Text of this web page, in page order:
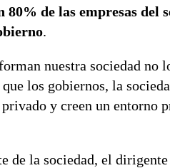
80% de las empresas del
.
nuestra sociedad no
los gobiernos, la
y creen un entorno
de la sociedad, el